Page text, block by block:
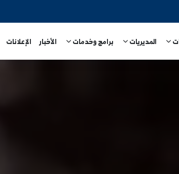
برامج وخدمات الأخبار الإعلانات النتائج